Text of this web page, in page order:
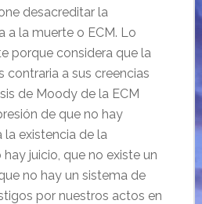
desacreditar la
a la muerte o ECM. Lo
porque considera que la
contraria a sus creencias
de Moody de la ECM
de que no hay
la existencia de la
juicio, que no existe un
no hay un sistema de
por nuestros actos en